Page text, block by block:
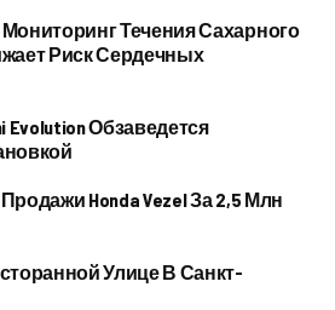
Течения Сахарного
Риск Сердечных
Обзаведется
Honda Vezel За 2,5 Млн
Улице В Санкт-